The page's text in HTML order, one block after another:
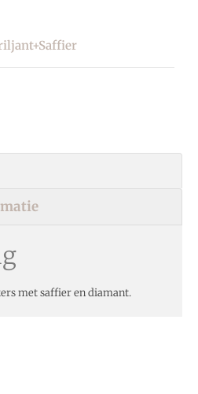
met saffier en diamant.